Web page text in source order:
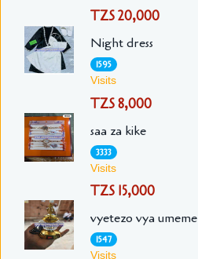
TZS 20,000
Night dress
1595
Visits
TZS 8,000
saa za kike
3333
Visits
TZS 15,000
vyetezo vya umeme
1547
Visits